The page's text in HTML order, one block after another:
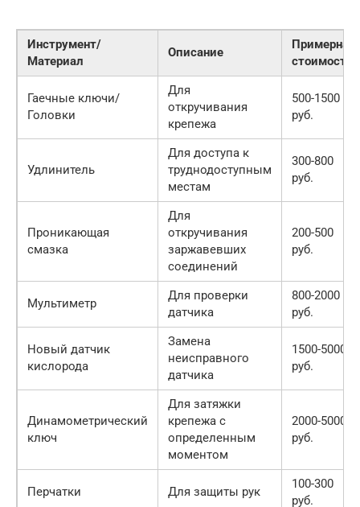
Инструмент/
Материал
Описание
Примерная
стоимость
Гаечные ключи/
Головки
Для
откручивания
крепежа
500-1500
руб.
Удлинитель
Для доступа к
труднодоступным
местам
300-800
руб.
Проникающая
смазка
Для
откручивания
заржавевших
соединений
200-500
руб.
Мультиметр
Для проверки
датчика
800-2000
руб.
Новый датчик
кислорода
Замена
неисправного
датчика
1500-5000
руб.
Динамометрический
ключ
Для затяжки
крепежа с
определенным
моментом
2000-5000
руб.
Перчатки Для защиты рук
100-300
руб.